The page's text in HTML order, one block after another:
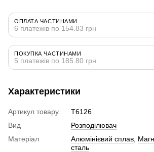
ОПЛАТА ЧАСТИНАМИ
6 платежів по 154.83 грн
ПОКУПКА ЧАСТИНАМИ
5 платежів по 185.80 грн
Характеристики
Артикул товару
T6126
Вид
Розподілювач
Матеріал
Алюмінієвий сплав
сталь